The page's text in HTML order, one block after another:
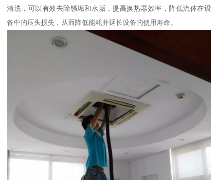
清洗，可以有效去除锈垢和水垢，提高换热器效率，降低流体在设
备中的压头损失，从而降低能耗并延长设备的使用寿命。